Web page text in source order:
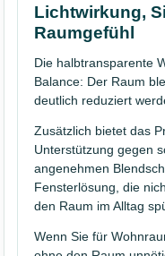
Lichtwirkung,
Raumgefühl
Die halbtransparente
Balance: Der Raum
deutlich reduziert
Zusätzlich bietet das
Unterstützung gegen
angenehmen
Fensterlösung, die
den Raum im Alltag
Wenn Sie für